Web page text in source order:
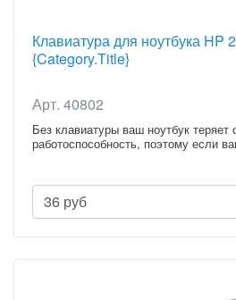
Клавиатура для ноутбука HP
{Category.Title}
Арт. 40802
Без клавиатуры ваш ноутбук теряет
работоспособность, поэтому если
36 руб